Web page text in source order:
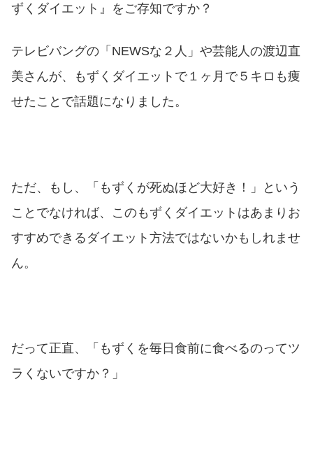
ずくダイエット』をご存知ですか？
テレビバングの「NEWSな２人」や芸能人の渡辺直
美さんが、もずくダイエットで１ヶ月で５キロも痩
せたことで話題になりました。
ただ、もし、「もずくが死ぬほど大好き！」という
ことでなければ、このもずくダイエットはあまりお
すすめできるダイエット方法ではないかもしれませ
ん。
だって正直、「もずくを毎日食前に食べるのってツ
ラくないですか？」